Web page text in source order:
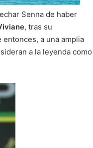
Senna de haber
, tras su
a una amplia
a la leyenda como